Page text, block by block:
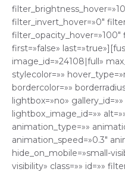
filter_invert_hover=»0″
filter_opacity_hover=»100″
first=»false»
image_id=»24108|full»
stylecolor=»»
bordercolor=»»
lightbox=»no»
lightbox_image_id=»»
animation_type=»»
animation_speed=»0.3″
hide_on_mobile=»small-
visibility» class=»» id=»»